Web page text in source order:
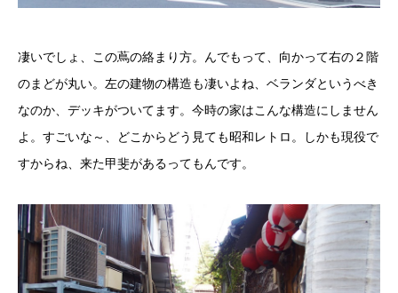
凄いでしょ、この蔦の絡まり方。んでもって、向かって右の２階
のまどが丸い。左の建物の構造も凄いよね、ベランダというべき
なのか、デッキがついてます。今時の家はこんな構造にしません
よ。すごいな～、どこからどう見ても昭和レトロ。しかも現役で
すからね、来た甲斐があるってもんです。